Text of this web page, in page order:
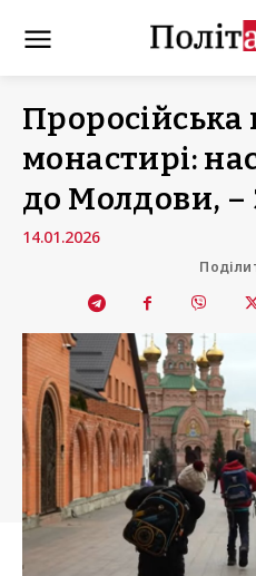
монастирі:
до Молдови, –
14.01.2026